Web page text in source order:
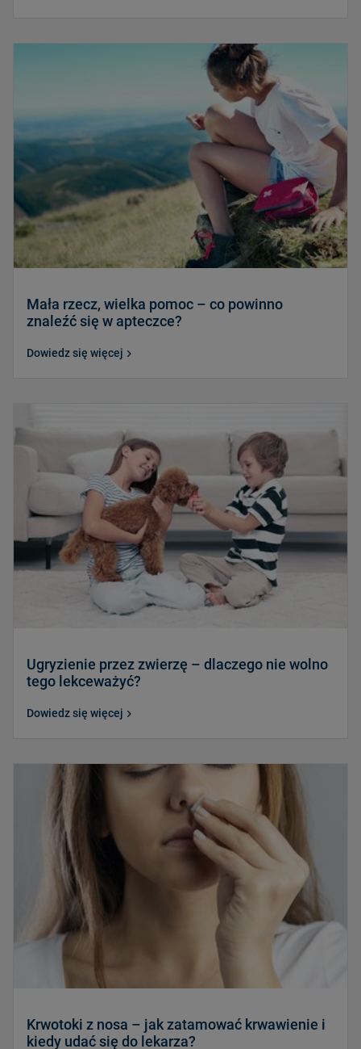
Mała rzecz, wielka pomoc – co powinno
znaleźć się w apteczce?
Dowiedz się więcej
Ugryzienie przez zwierzę – dlaczego nie wolno
tego lekceważyć?
Dowiedz się więcej
Krwotoki z nosa – jak zatamować krwawienie i
kiedy udać się do lekarza?